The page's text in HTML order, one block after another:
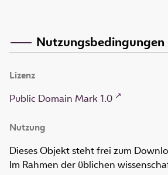
Nutzungsbedingungen
Lizenz
Public Domain Mark 1.0
Nutzung
Dieses Objekt steht frei zum
Im Rahmen der üblichen